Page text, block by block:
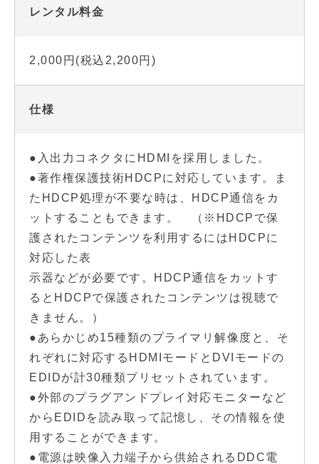
レンタル料金
2,000円(税込2,200円)
仕様
●入出力コネクタにHDMIを採用しました。
●著作権保護技術HDCPに対応しています。ま
たHDCP処理が不要な時は、HDCP通信をカ
ットすることもできます。 （※HDCPで保
護されたコンテンツを利用するにはHDCPに
対応した表
示器などが必要です。HDCP通信をカットす
るとHDCPで保護されたコンテンツは視聴で
きません。）
●あらかじめ15種類のプライマリ解像度と、そ
れぞれに対応するHDMIモードとDVIモードの
EDIDが計30種類プリセットされています。
●外部のプラグアンドプレイ対応モニターなど
からEDIDを読み取って記憶し、その情報を使
用することができます。
●電源は映像入力端子から供給されるDDC電